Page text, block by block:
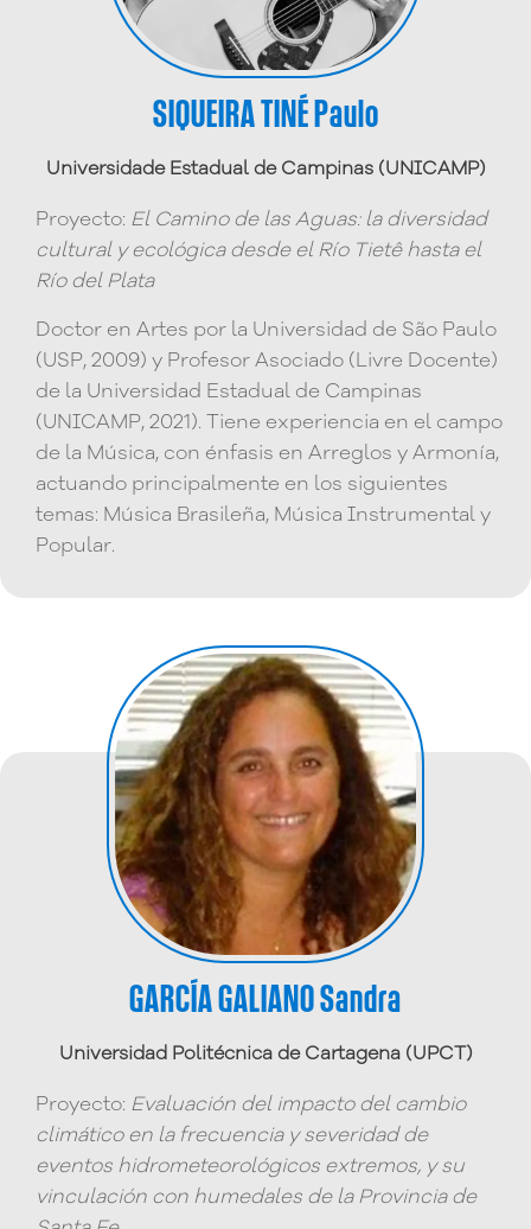
SIQUEIRA TINÉ Paulo
Universidade Estadual de Campinas (UNICAMP)
Proyecto: El Camino de las Aguas: la diversidad
cultural y ecológica desde el Río Tietê hasta el
Río del Plata
Doctor en Artes por la Universidad de São Paulo
(USP, 2009) y Profesor Asociado (Livre Docente)
de la Universidad Estadual de Campinas
(UNICAMP, 2021). Tiene experiencia en el campo
de la Música, con énfasis en Arreglos y Armonía,
actuando principalmente en los siguientes
temas: Música Brasileña, Música Instrumental y
Popular.
GARCÍA GALIANO Sandra
Universidad Politécnica de Cartagena (UPCT)
Proyecto: Evaluación del impacto del cambio
climático en la frecuencia y severidad de
eventos hidrometeorológicos extremos, y su
vinculación con humedales de la Provincia de